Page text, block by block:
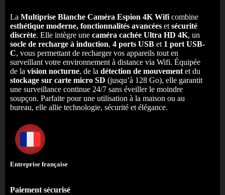
La Multiprise Blanche Caméra Espion 4K Wifi combine
esthétique moderne, fonctionnalités avancées et sécurité
discrète. Elle intègre une caméra cachée Ultra HD 4K, un
socle de recharge à induction, 4 ports USB et 1 port USB-
C, vous permettant de recharger vos appareils tout en
surveillant votre environnement à distance via Wifi. Équipée
de la vision nocturne, de la détection de mouvement et du
stockage sur carte micro SD (jusqu’à 128 Go), elle garantit
une surveillance continue 24/7 sans éveiller le moindre
soupçon. Parfaite pour une utilisation à la maison ou au
bureau, elle allie technologie, sécurité et élégance.
Entreprise française
Paiement sécurisé